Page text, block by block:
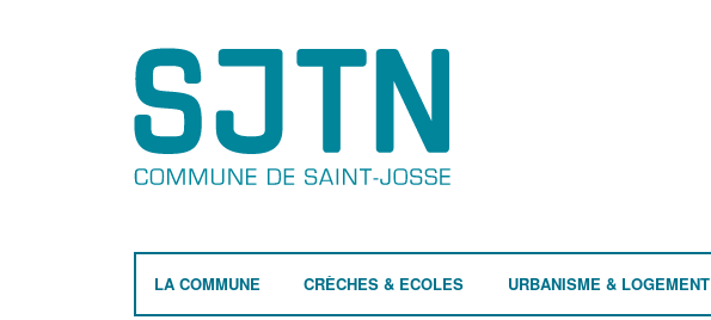
LA COMMUNE CRÈCHES & ECOLES URBANISME & LOGEMENT